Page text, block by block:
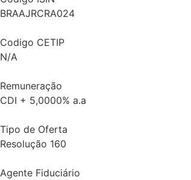
BRAAJRCRA024
Codigo CETIP
N/A
Remuneração
CDI + 5,0000% a.a
Tipo de Oferta
Resolução 160
Agente Fiduciário